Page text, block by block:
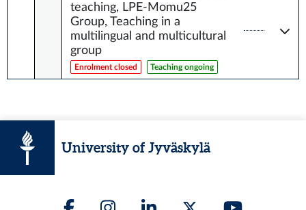
teaching, LPE-Momu25
Group, Teaching in a
multilingual and multicultural
group
Enrolment closed Teaching ongoing
University of Jyväskylä